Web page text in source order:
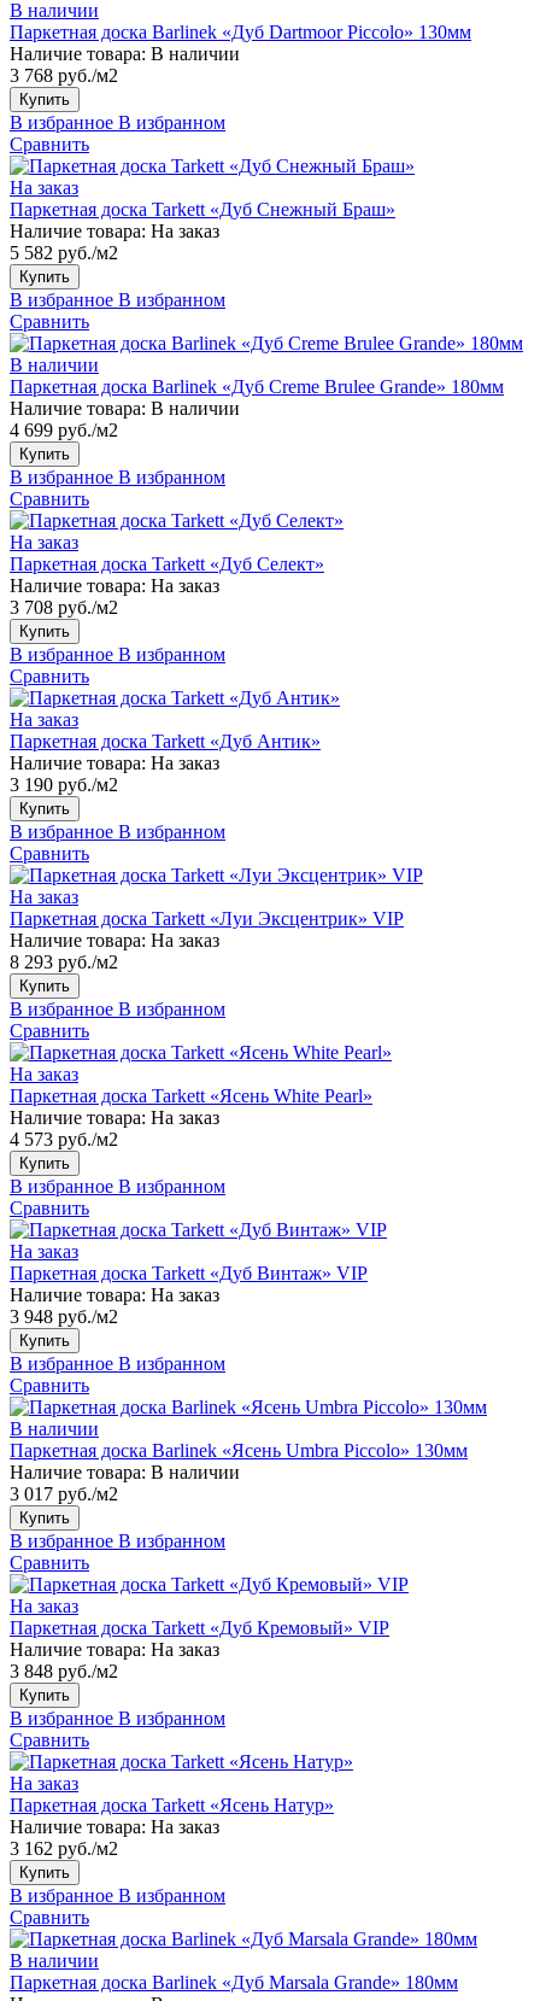
В наличии
Паркетная доска Barlinek «Дуб Dartmoor Piccolo» 130мм
Наличие товара: В наличии
3 768 руб./м2
Купить
В избранное В избранном
Сравнить
На заказ
Паркетная доска Tarkett «Дуб Снежный Браш»
Наличие товара: На заказ
5 582 руб./м2
Купить
В избранное В избранном
Сравнить
В наличии
Паркетная доска Barlinek «Дуб Creme Brulee Grande» 180мм
Наличие товара: В наличии
4 699 руб./м2
Купить
В избранное В избранном
Сравнить
На заказ
Паркетная доска Tarkett «Дуб Селект»
Наличие товара: На заказ
3 708 руб./м2
Купить
В избранное В избранном
Сравнить
На заказ
Паркетная доска Tarkett «Дуб Антик»
Наличие товара: На заказ
3 190 руб./м2
Купить
В избранное В избранном
Сравнить
На заказ
Паркетная доска Tarkett «Луи Эксцентрик» VIP
Наличие товара: На заказ
8 293 руб./м2
Купить
В избранное В избранном
Сравнить
На заказ
Паркетная доска Tarkett «Ясень White Pearl»
Наличие товара: На заказ
4 573 руб./м2
Купить
В избранное В избранном
Сравнить
На заказ
Паркетная доска Tarkett «Дуб Винтаж» VIP
Наличие товара: На заказ
3 948 руб./м2
Купить
В избранное В избранном
Сравнить
В наличии
Паркетная доска Barlinek «Ясень Umbra Piccolo» 130мм
Наличие товара: В наличии
3 017 руб./м2
Купить
В избранное В избранном
Сравнить
На заказ
Паркетная доска Tarkett «Дуб Кремовый» VIP
Наличие товара: На заказ
3 848 руб./м2
Купить
В избранное В избранном
Сравнить
На заказ
Паркетная доска Tarkett «Ясень Натур»
Наличие товара: На заказ
3 162 руб./м2
Купить
В избранное В избранном
Сравнить
В наличии
Паркетная доска Barlinek «Дуб Marsala Grande» 180мм